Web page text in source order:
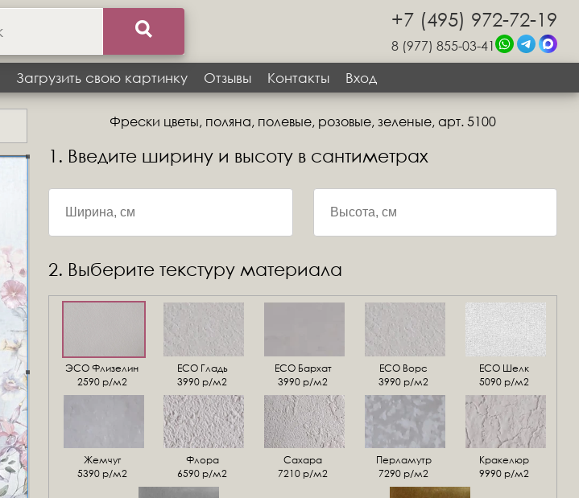
+7 (495) 972-72-19
8 (977) 855-03-41
Загрузить свою картинку Отзывы Контакты Вход
Фрески цветы, поляна, полевые, розовые, зеленые, арт. 5100
1. Введите ширину и высоту в сантиметрах
2. Выберите текстуру материала
ЭСО Флизелин
2590 р/м2
ЕСО Гладь
3990 р/м2
ECO Бархат
3990 р/м2
ЕСО Ворс
3990 р/м2
ЕСО Шелк
5090 р/м2
Жемчуг
5390 р/м2
Флора
6590 р/м2
Сахара
7210 р/м2
Перламутр
7290 р/м2
Кракелюр
9990 р/м2